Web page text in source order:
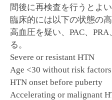
間後に再検査を行うとよい
臨床的には以下の状態の
高血圧を疑い、PAC、
る。
Severe or resistant HTN
Age <30 without risk
HTN onset before puberty
Accelerating or malignant